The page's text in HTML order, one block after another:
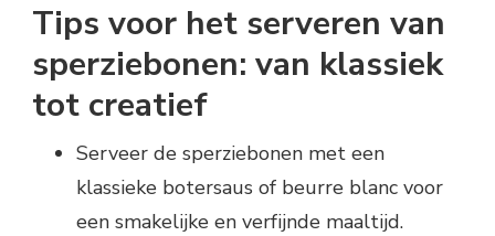
Tips voor het serveren van
sperziebonen: van klassiek
tot creatief
Serveer de sperziebonen met een
klassieke botersaus of beurre blanc voor
een smakelijke en verfijnde maaltijd.